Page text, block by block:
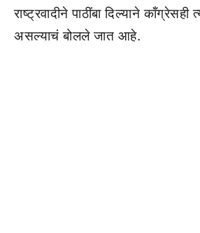
राष्ट्रवादीने पाठींबा दिल्याने कॉंग्रेसही
असल्याचं बोलले जात आहे.